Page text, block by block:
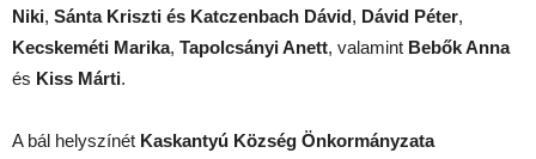
Niki, Sánta Kriszti és Katczenbach Dávid, Dávid Péter,
Kecskeméti Marika, Tapolcsányi Anett, valamint Bebők Anna
és Kiss Márti.
A bál helyszínét Kaskantyú Község Önkormányzata